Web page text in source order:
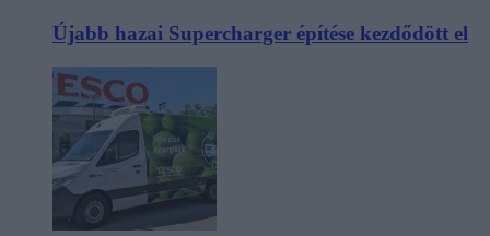
Újabb hazai Supercharger építése kezdődött el